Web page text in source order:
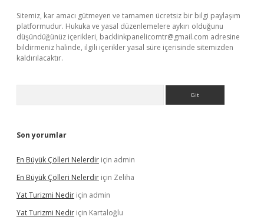
Sitemiz, kar amacı gütmeyen ve tamamen ücretsiz bir bilgi paylaşım
platformudur. Hukuka ve yasal düzenlemelere aykırı olduğunu
düşündüğünüz içerikleri, backlinkpanelicomtr@gmail.com adresine
bildirmeniz halinde, ilgili içerikler yasal süre içerisinde sitemizden
kaldırılacaktır.
Son yorumlar
En Büyük Çölleri Nelerdir için admin
En Büyük Çölleri Nelerdir için Zeliha
Yat Turizmi Nedir için admin
Yat Turizmi Nedir için Kartaloğlu